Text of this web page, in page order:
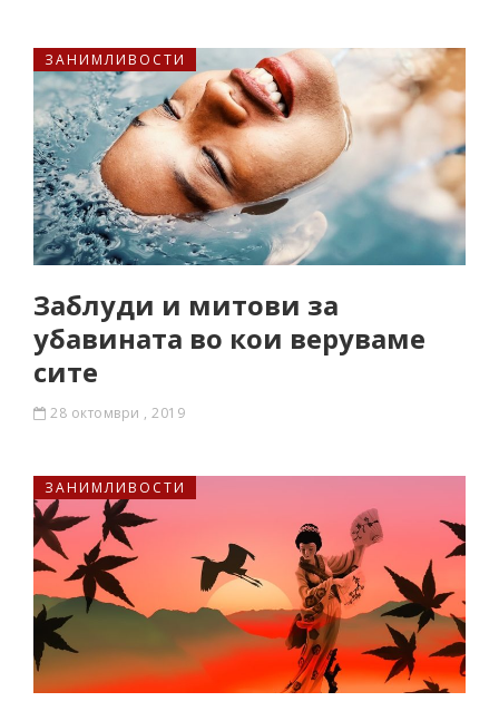
ЗАНИМЛИВОСТИ
Заблуди и митови за
убавината во кои веруваме
сите
28 октомври , 2019
ЗАНИМЛИВОСТИ